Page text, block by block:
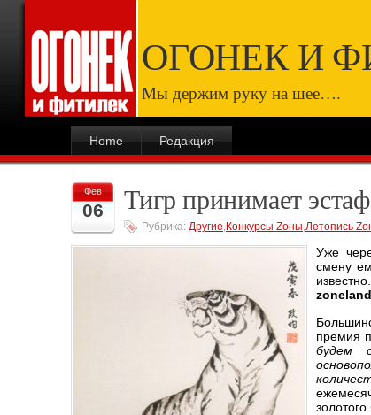
ОГОНЕК И
Мы держим руку на шее….
Home Редакция
Фев
06 Тигр принимает
Рубрика: Другие,Конкурсы Zоны,Летопись
Уже
смену
премия
будем